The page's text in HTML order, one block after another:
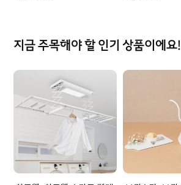
지금 주목해야 할 인기 상품이에요!